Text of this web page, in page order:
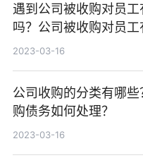
遇到公司被收购对员工
吗？公司被收购对员工
什么法律依据？
2023-03-16
公司收购的分类有哪
购债务如何处理？
2023-03-16